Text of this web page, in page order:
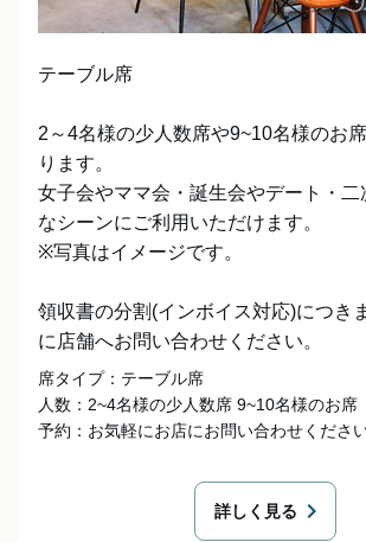
テーブル席
2～4名様の少人数席や9~10名様のお
ります。
女子会やママ会・誕生会やデート・二
なシーンにご利用いただけます。
※写真はイメージです。
領収書の分割(インボイス対応)につき
に店舗へお問い合わせください。
席タイプ：テーブル席
人数：2~4名様の少人数席 9~10名様のお席
予約：お気軽にお店にお問い合わせくださ
詳しく見る chevron_right